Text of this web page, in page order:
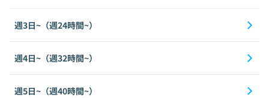
週3日~（週24時間~）
週4日~（週32時間~）
週5日~（週40時間~）